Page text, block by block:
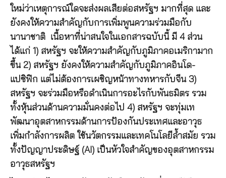
ใหม่ว่าเหตุการณ์ใดจะส่งผลเสียต่อสหรัฐฯ มากที่สุด และ
ยังคงให้ความสำคัญกับการเพิ่มพูนความร่วมมือกับ
นานาชาติ เนื้อหาที่น่าสนใจในเอกสารฉบับนี้ มี 4 ส่วน
ได้แก่ 1) สหรัฐฯ จะให้ความสำคัญกับภูมิภาคอเมริกามาก
ขึ้น 2) สหรัฐฯ ยังคงให้ความสำคัญกับภูมิภาคอินโด-
แปซิฟิก แต่ไม่ต้องการเผชิญหน้าทางทหารกับจีน 3)
สหรัฐฯ จะร่วมมือหรือดำเนินการอะไรกับพันธมิตร รวม
ทั้งหุ้นส่วนด้านความมั่นคงต่อไป 4) สหรัฐฯ จะทุ่มเท
พัฒนาอุตสาหกรรมด้านการป้องกันประเทศและอาวุธ
เพิ่มกำลังการผลิต ใช้นวัตกรรมและเทคโนโลยีล้ำสมัย รวม
ทั้งปัญญาประดิษฐ์ (AI) เป็นหัวใจสำคัญของอุตสาหกรรม
อาวุธสหรัฐฯ